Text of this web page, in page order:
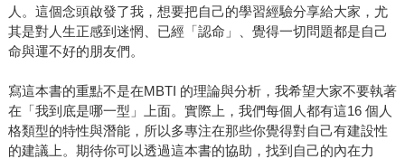
人。這個念頭啟發了我，想要把自己的學習經驗分享給大家，尤
其是對人生正感到迷惘、已經「認命」、覺得一切問題都是自己
命與運不好的朋友們。
寫這本書的重點不是在MBTI 的理論與分析，我希望大家不要執著
在「我到底是哪一型」上面。實際上，我們每個人都有這16 個人
格類型的特性與潛能，所以多專注在那些你覺得對自己有建設性
的建議上。期待你可以透過這本書的協助，找到自己的內在力